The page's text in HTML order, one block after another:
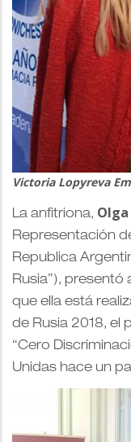
Victoria Lopyreva
La anfitriona,
Representación
Republica
Rusia”), presentó
que ella está
de Rusia 2018, el
“Cero
Unidas hace un